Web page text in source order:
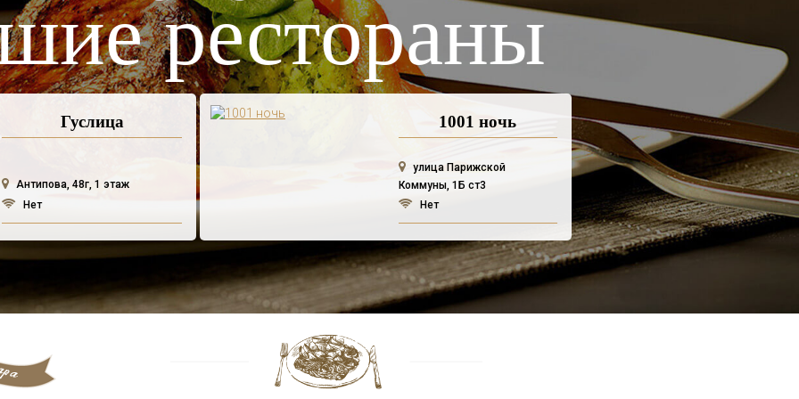
рестораны
Гуслица
Антипова, 48г, 1 этаж
Нет
1001 ночь
улица Парижской
Коммуны, 1Б ст3
Нет